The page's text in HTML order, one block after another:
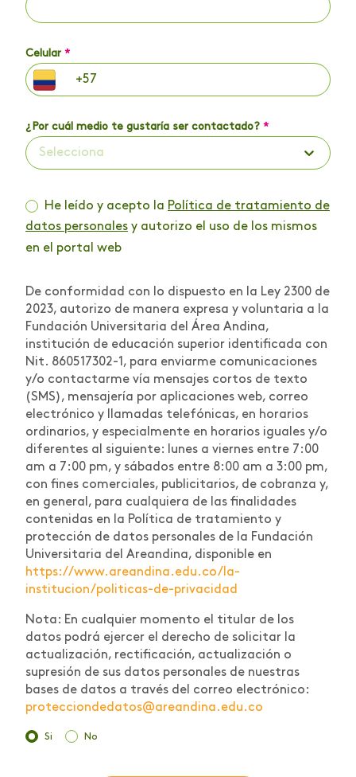
Celular *
¿Por cuál medio te gustaría ser contactado? *
Selecciona
He leído y acepto la Política de tratamiento de
datos personales y autorizo el uso de los mismos
en el portal web
De conformidad con lo dispuesto en la Ley 2300 de
2023, autorizo de manera expresa y voluntaria a la
Fundación Universitaria del Área Andina,
institución de educación superior identificada con
Nit. 860517302-1, para enviarme comunicaciones
y/o contactarme vía mensajes cortos de texto
(SMS), mensajería por aplicaciones web, correo
electrónico y llamadas telefónicas, en horarios
ordinarios, y especialmente en horarios iguales y/o
diferentes al siguiente: lunes a viernes entre 7:00
am a 7:00 pm, y sábados entre 8:00 am a 3:00 pm,
con fines comerciales, publicitarios, de cobranza y,
en general, para cualquiera de las finalidades
contenidas en la Política de tratamiento y
protección de datos personales de la Fundación
Universitaria del Areandina, disponible en
https://www.areandina.edu.co/la-
institucion/politicas-de-privacidad
Nota: En cualquier momento el titular de los
datos podrá ejercer el derecho de solicitar la
actualización, rectificación, actualización o
supresión de sus datos personales de nuestras
bases de datos a través del correo electrónico:
protecciondedatos@areandina.edu.co
Si No